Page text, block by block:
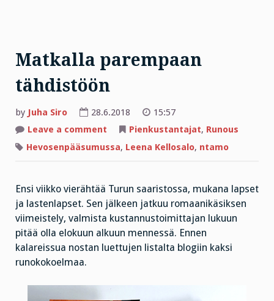
Matkalla parempaan
tähdistöön
by Juha Siro 28.6.2018
15:57
Leave a comment
parempaan
tähdistöön
Pienkustantajat, Runous
Hevosenpääsumussa, Leena Kellosalo, ntamo
Ensi viikko vierähtää Turun saaristossa, mukana lapset
ja lastenlapset. Sen jälkeen jatkuu romaanikäsiksen
viimeistely, valmista kustannustoimittajan lukuun
pitää olla elokuun alkuun mennessä. Ennen
kalareissua nostan luettujen listalta blogiin kaksi
runokokoelmaa.